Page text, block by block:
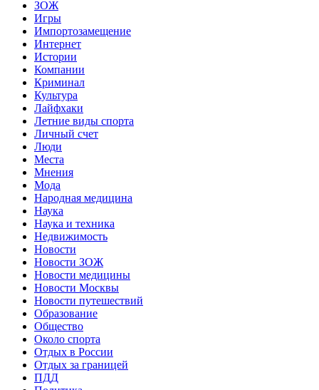
ЗОЖ
Игры
Импортозамещение
Интернет
Истории
Компании
Криминал
Культура
Лайфхаки
Летние виды спорта
Личный счет
Люди
Места
Мнения
Мода
Народная медицина
Наука
Наука и техника
Недвижимость
Новости
Новости ЗОЖ
Новости медицины
Новости Москвы
Новости путешествий
Образование
Общество
Около спорта
Отдых в России
Отдых за границей
ПДД